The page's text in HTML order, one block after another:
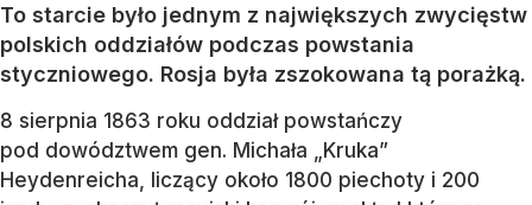
To starcie było jednym z największych zwycięstw
polskich oddziałów podczas powstania
styczniowego. Rosja była zszokowana tą porażką.
8 sierpnia 1863 roku oddział powstańczy
pod dowództwem gen. Michała „Kruka”
Heydenreicha, liczący około 1800 piechoty i 200